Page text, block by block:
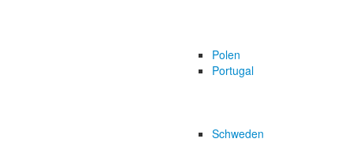
Polen
Portugal
Schweden